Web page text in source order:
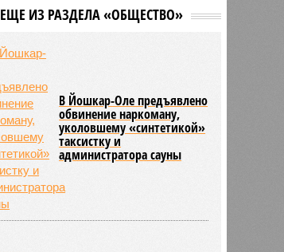
ЕЩЕ ИЗ РАЗДЕЛА «ОБЩЕСТВО»
В Йошкар-Оле предъявлено
обвинение наркоману,
уколовшему «синтетикой»
таксистку и
администратора сауны